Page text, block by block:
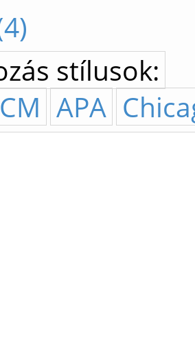
stílusok:
APA